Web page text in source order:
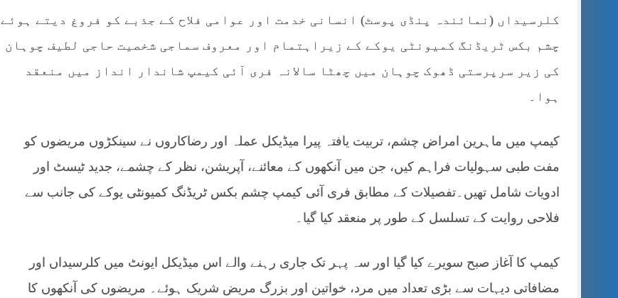
کلرسیداں (نمائندہ پنڈی پوسٹ) انسانی خدمت اور عوامی فلاح کے جذبے کو فروغ دیتے ہوئے
چشم بکس ٹریڈنگ کمیونٹی یوکے کے زیراہتمام اور معروف سماجی شخصیت حاجی لطیف چوہان
کی زیر سرپرستی ڈھوک چوہان میں چھٹا سالانہ فری آئی کیمپ شاندار انداز میں منعقد
ہوا۔
کیمپ میں ماہرین امراض چشم، تربیت یافتہ پیرا میڈیکل عملہ اور رضاکاروں نے سینکڑوں مریضوں کو
مفت طبی سہولیات فراہم کیں، جن میں آنکھوں کے معائنے، آپریشن، نظر کے چشمے، جدید ٹیسٹ اور
ادویات شامل تھیں۔تفصیلات کے مطابق فری آئی کیمپ چشم بکس ٹریڈنگ کمیونٹی یوکے کی جانب سے
فلاحی روایت کے تسلسل کے طور پر منعقد کیا گیا۔
کیمپ کا آغاز صبح سویرے کیا گیا اور سہ پہر تک جاری رہنے والے اس میڈیکل ایونٹ میں کلرسیداں اور
مضافاتی دیہات سے بڑی تعداد میں مرد، خواتین اور بزرگ مریض شریک ہوئے۔ مریضوں کی آنکھوں کا